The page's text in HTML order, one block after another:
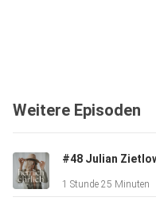
einfach hier entlang.
Weitere Episoden
1 Stunde 25 Minuten